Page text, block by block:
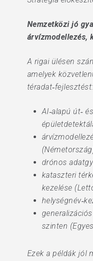
Nemzetközi jó
árvízmodellezés,
A rigai ülésen
amelyek
téradat‑fejlesztést:
AI‑alapú út‑ és
drónos
kataszteri
kezelése
szinten
Ezek a példák jól